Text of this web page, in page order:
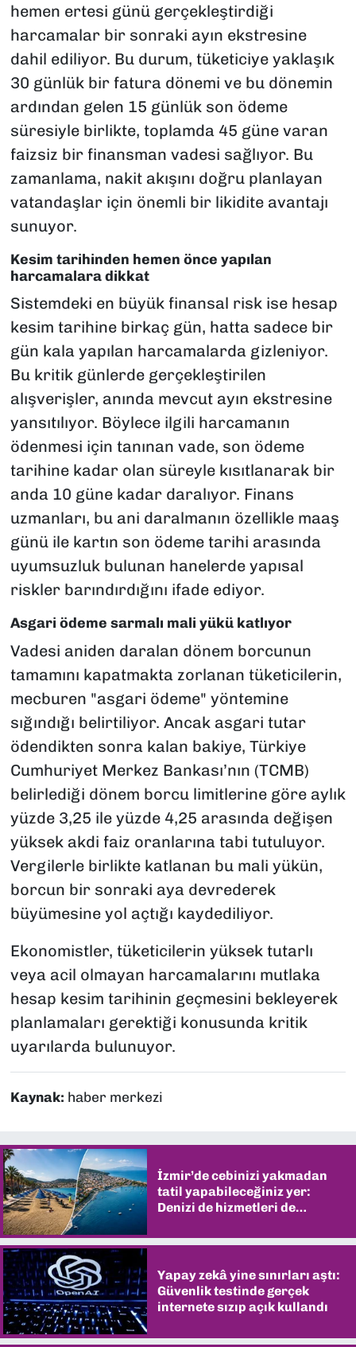
hemen ertesi günü gerçekleştirdiği
harcamalar bir sonraki ayın ekstresine
dahil ediliyor. Bu durum, tüketiciye yaklaşık
30 günlük bir fatura dönemi ve bu dönemin
ardından gelen 15 günlük son ödeme
süresiyle birlikte, toplamda 45 güne varan
faizsiz bir finansman vadesi sağlıyor. Bu
zamanlama, nakit akışını doğru planlayan
vatandaşlar için önemli bir likidite avantajı
sunuyor.
Kesim tarihinden hemen önce yapılan
harcamalara dikkat
Sistemdeki en büyük finansal risk ise hesap
kesim tarihine birkaç gün, hatta sadece bir
gün kala yapılan harcamalarda gizleniyor.
Bu kritik günlerde gerçekleştirilen
alışverişler, anında mevcut ayın ekstresine
yansıtılıyor. Böylece ilgili harcamanın
ödenmesi için tanınan vade, son ödeme
tarihine kadar olan süreyle kısıtlanarak bir
anda 10 güne kadar daralıyor. Finans
uzmanları, bu ani daralmanın özellikle maaş
günü ile kartın son ödeme tarihi arasında
uyumsuzluk bulunan hanelerde yapısal
riskler barındırdığını ifade ediyor.
Asgari ödeme sarmalı mali yükü katlıyor
Vadesi aniden daralan dönem borcunun
tamamını kapatmakta zorlanan tüketicilerin,
mecburen "asgari ödeme" yöntemine
sığındığı belirtiliyor. Ancak asgari tutar
ödendikten sonra kalan bakiye, Türkiye
Cumhuriyet Merkez Bankası’nın (TCMB)
belirlediği dönem borcu limitlerine göre aylık
yüzde 3,25 ile yüzde 4,25 arasında değişen
yüksek akdi faiz oranlarına tabi tutuluyor.
Vergilerle birlikte katlanan bu mali yükün,
borcun bir sonraki aya devrederek
büyümesine yol açtığı kaydediliyor.
Ekonomistler, tüketicilerin yüksek tutarlı
veya acil olmayan harcamalarını mutlaka
hesap kesim tarihinin geçmesini bekleyerek
planlamaları gerektiği konusunda kritik
uyarılarda bulunuyor.
Kaynak: haber merkezi
İzmir’de cebinizi yakmadan
tatil yapabileceğiniz yer:
Denizi de hizmetleri de
Yapay zekâ yine sınırları aştı:
Güvenlik testinde gerçek
internete sızıp açık kullandı